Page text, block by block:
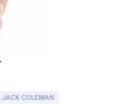
JACK COLEMAN